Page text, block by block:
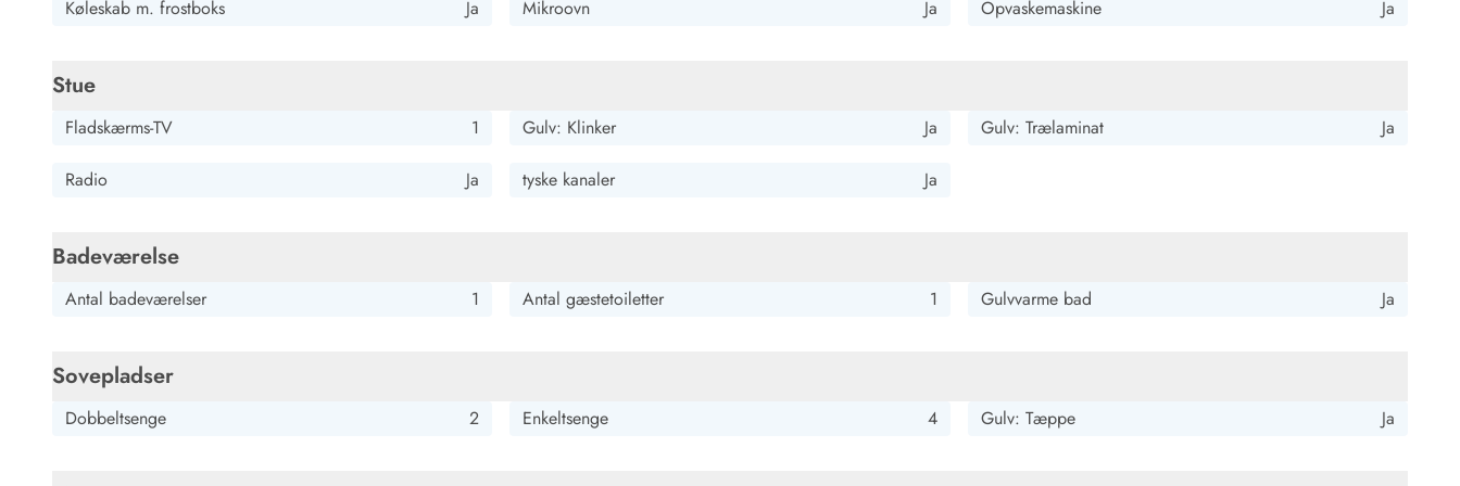
Køleskab m. frostboks Ja Mikroovn Ja Opvaskemaskine Ja
Stue
Fladskærms-TV 1 Gulv: Klinker Ja Gulv: Trælaminat Ja
Radio Ja tyske kanaler Ja
Badeværelse
Antal badeværelser 1 Antal gæstetoiletter 1 Gulvvarme bad Ja
Sovepladser
Dobbeltsenge 2 Enkeltsenge 4 Gulv: Tæppe Ja